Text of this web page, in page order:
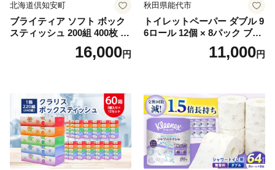
北海道倶知安町
ブライティア ソフト ボック
スティッシュ 200組 400枚 60
箱 日本製 まとめ買い ティッ
シュ リサイクル 長持 防災 常
倶知安町 日用品
16,000円
秋田県能代市
トイレットペーパー ダブル 9
6ロール 12個 × 8パック ブラ
ンカ 再生紙 100％ 芯あり 日
用品 消耗品 無香料 生活用品
11,000円